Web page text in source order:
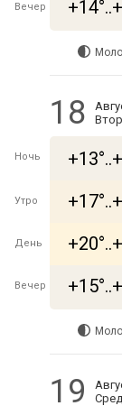
Вечер
18
Ночь
Утро
День
Вечер
19